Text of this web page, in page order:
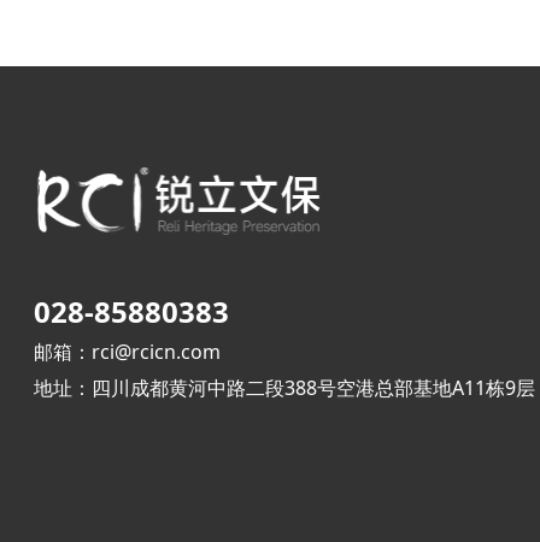
028-85880383
邮箱：rci@rcicn.com
地址：四川成都黄河中路二段388号空港总部基地A11栋9层